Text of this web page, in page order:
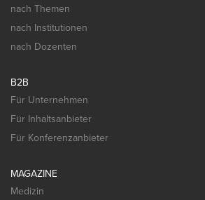
nach Themen
nach Institutionen
nach Dozenten
B2B
Für Unternehmen
Für Inhaltsanbieter
Für Konferenzanbieter
MAGAZINE
Medizin